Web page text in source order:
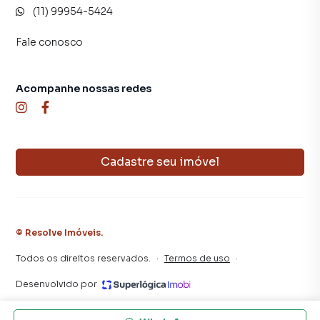
(11) 99954-5424
Fale conosco
Cadastre seu imóvel
Acompanhe nossas redes
© Resolve Imóveis.
Todos os direitos reservados. · Termos de uso ·
Desenvolvido por